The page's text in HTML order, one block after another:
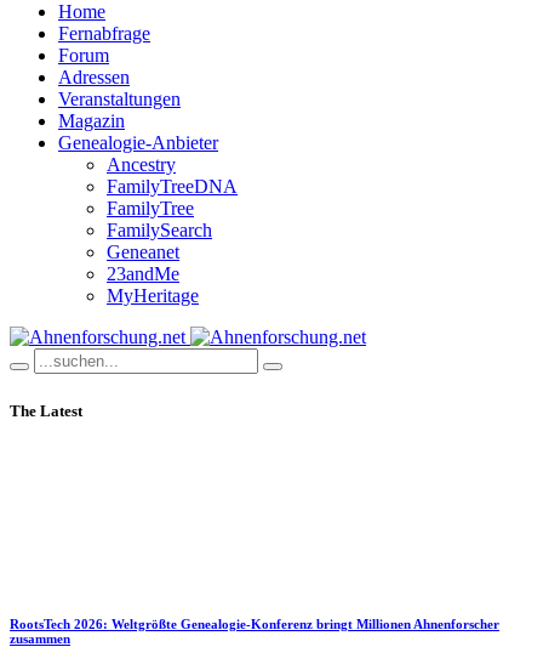
Home
Fernabfrage
Forum
Adressen
Veranstaltungen
Magazin
Genealogie-Anbieter
Ancestry
FamilyTreeDNA
FamilyTree
FamilySearch
Geneanet
23andMe
MyHeritage
The Latest
RootsTech 2026: Weltgrößte Genealogie-Konferenz bringt Millionen Ahnenforscher
zusammen